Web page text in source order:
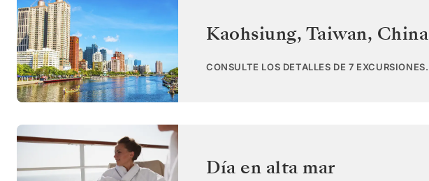
Kaohsiung, Taiwan, China
CONSULTE LOS DETALLES DE 7 EXCURSIONES.
Día en alta mar